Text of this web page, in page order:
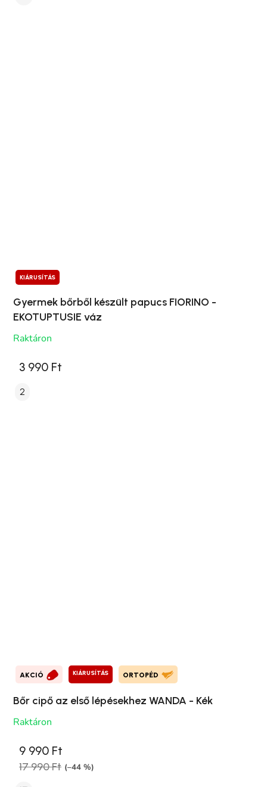
KIÁRUSÍTÁS
Gyermek bőrből készült papucs FIORINO -
EKOTUPTUSIE váz
Raktáron
3 990 Ft
2
AKCIÓ KIÁRUSÍTÁS ORTOPÉD
Bőr cipő az első lépésekhez WANDA - Kék
Raktáron
9 990 Ft
17 990 Ft (–44 %)